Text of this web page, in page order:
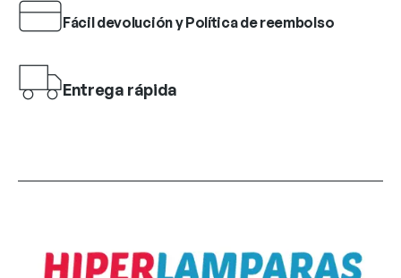
Fácil devolución y Política de reembolso
Entrega rápida